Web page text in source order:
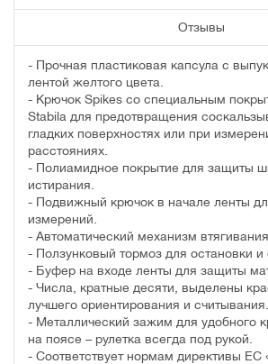
Отзывы
- Прочная пластиковая капсула с
лентой желтого цвета.
- Крючок Spikes со специальным
Stabila для предотвращения
гладких поверхностях или при
расстояниях.
- Полиамидное покрытие для защиты
истирания.
- Подвижный крючок в начале ленты
измерений.
- Автоматический механизм
- Ползунковый тормоз для остановки и
- Буфер на входе ленты для защиты
- Числа, кратные десяти, выделены
лучшего ориентирования и считывания.
- Металлический зажим для удобного
на поясе – рулетка всегда под рукой.
- Соответствует нормам директивы ЕС